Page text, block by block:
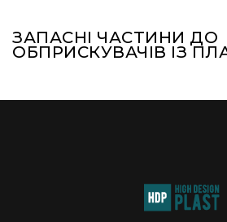
ЗАПАСНІ ЧАСТИНИ ДО
ОБПРИСКУВАЧІВ ІЗ